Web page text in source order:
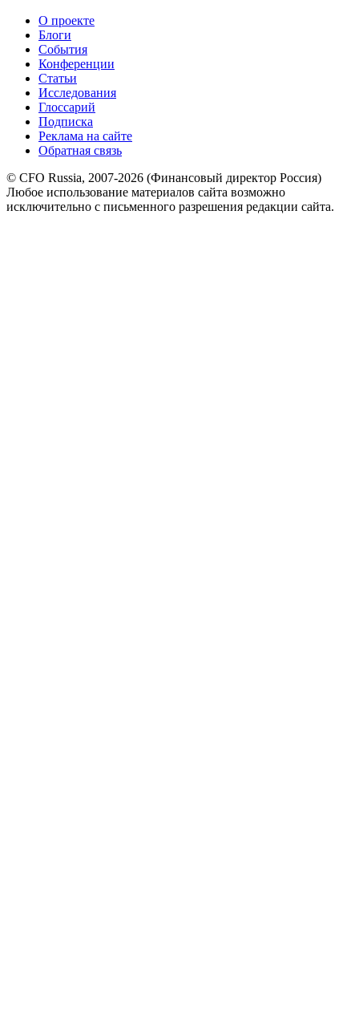
О проекте
Блоги
События
Конференции
Статьи
Исследования
Глоссарий
Подписка
Реклама на сайте
Обратная связь
© CFO Russia, 2007-2026 (Финансовый директор Россия)
Любое использование материалов сайта возможно
исключительно с письменного разрешения редакции сайта.